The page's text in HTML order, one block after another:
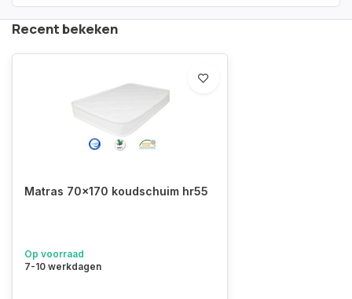
Recent bekeken
Matras 70x170 koudschuim hr55
Op voorraad
7-10 werkdagen